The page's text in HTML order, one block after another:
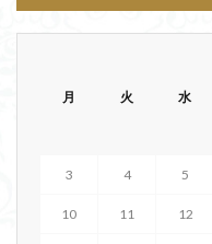
月 火 水
3 4 5
10 11 12